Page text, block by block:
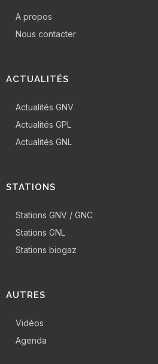
A propos
Nous contacter
ACTUALITÉS
Actualités GNV
Actualités GPL
Actualités GNL
STATIONS
Stations GNV / GNC
Stations GNL
Stations biogaz
AUTRES
Vidéos
Agenda